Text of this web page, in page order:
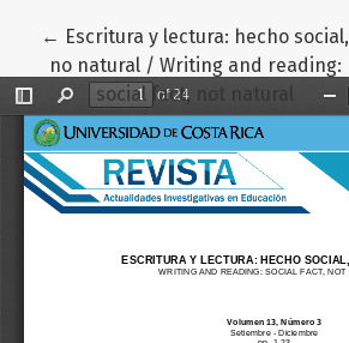
← Volver a los detalles del artículo
Escritura y lectura: hecho social,
no natural / Writing and reading:
social fact, not natural